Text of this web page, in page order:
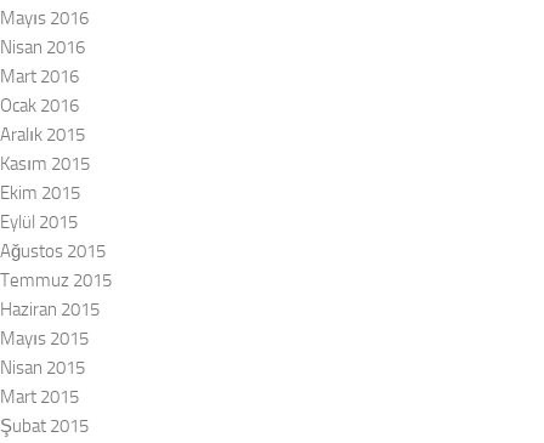
Mayıs 2016
Nisan 2016
Mart 2016
Ocak 2016
Aralık 2015
Kasım 2015
Ekim 2015
Eylül 2015
Ağustos 2015
Temmuz 2015
Haziran 2015
Mayıs 2015
Nisan 2015
Mart 2015
Şubat 2015